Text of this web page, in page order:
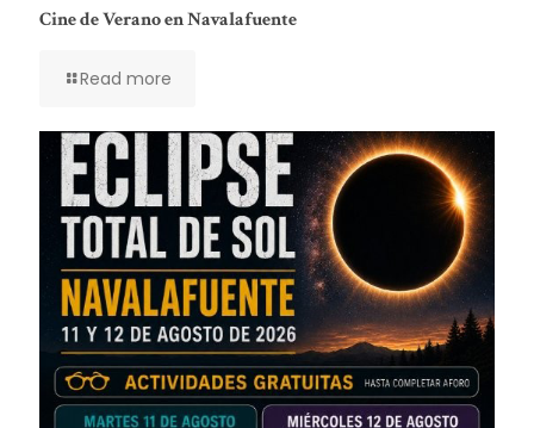
Cine de Verano en Navalafuente
Read more